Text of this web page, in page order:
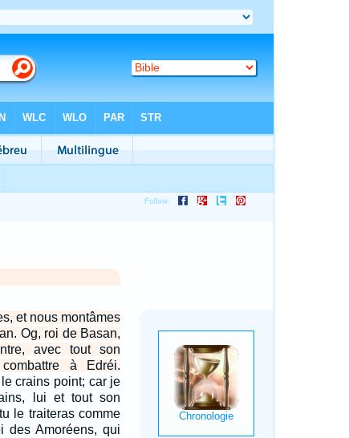
et nous montâmes
Og, roi de Basan,
avec tout son
à Edréi.
crains point; car je
lui et tout son
le traiteras comme
des Amoréens, qui